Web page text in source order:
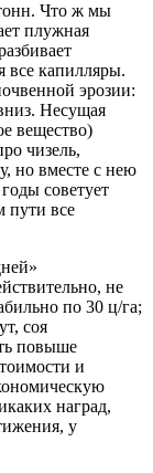
Что ж мы
плужная
все капилляры.
эрозии:
Несущая
вещество)
чизель,
но вместе с нею
советует
пути все
не
по 30 ц/га;
соя
повыше
и
наград,
у